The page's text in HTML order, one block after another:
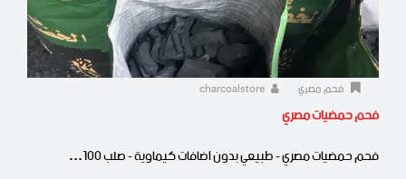
فحم مصري
فحم حمضيات مصري
فحم حمضيات مصري - طبيعي بدون اضافات كيماوية - صلب 100…